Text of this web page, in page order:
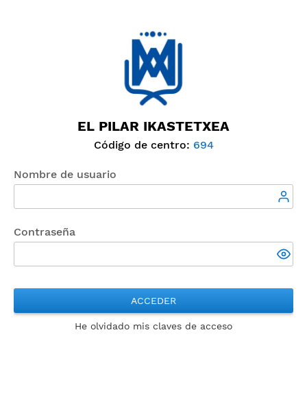
EL PILAR IKASTETXEA
Código de centro: 694
Nombre de usuario
Contraseña
ACCEDER
He olvidado mis claves de acceso